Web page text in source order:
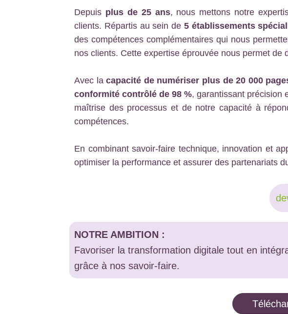
Depuis plus de 25 ans, nous mettons notre
clients. Répartis au sein de 5 établissements
des compétences complémentaires qui nous
nos clients. Cette expertise éprouvée nous permet
Avec lacapacité de numériser plus de 20 000
conformité contrôlé de 98 %, garantissant précision
maîtrise des processus et de notre capacité à
compétences.
En combinant savoir-faire technique, innovation et
optimiser la performance et assurer des partenariats
NOTRE AMBITION :
Favoriser la transformation digitale tout en
grâce à nos savoir-faire.